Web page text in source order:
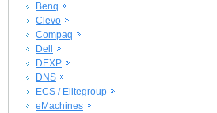
Benq
Clevo
Compaq
Dell
DEXP
DNS
ECS / Elitegroup
eMachines